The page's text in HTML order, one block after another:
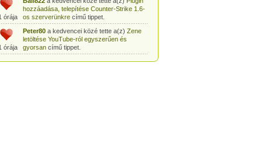
órája
hozzáadása, telepítése Counter-Strike 1.6-
os szerverünkrecímű tippet.
órája
Peter80a kedvencei közé tette a(z) Zene
letöltése YouTube-ról egyszerűen és
gyorsancímű tippet.
Heni77a kedvencei közé tette a(z)Counter